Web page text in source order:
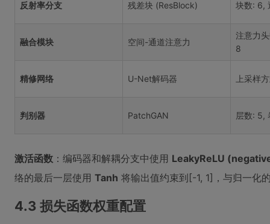
反射率分支 残差块 (ResBlock) 块数: 6,
融合模块 空间-通道注意力
注意力
8
精修网络 U-Net解码器 上采样
判别器 PatchGAN 层数: 5,
激活函数 ：编码器和解耦分支中使用 LeakyReLU
络的最后一层使用 Tanh 将输出值约束到[-1, 1]，与归一化
4.3 损失函数权重配置